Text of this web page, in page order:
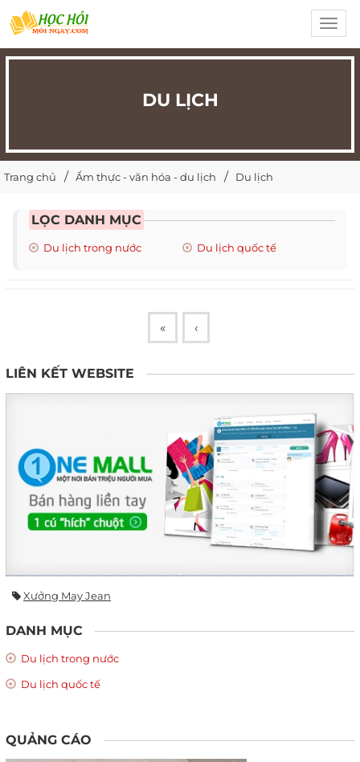
DU LỊCH
Trang chủ Ẩm thực - văn hóa - du lịch Du lịch
LỌC DANH MỤC
Du lịch trong nước Du lịch quốc tế
« ‹
LIÊN KẾT WEBSITE
Xưởng May Jean
DANH MỤC
Du lịch trong nước
Du lịch quốc tế
QUẢNG CÁO